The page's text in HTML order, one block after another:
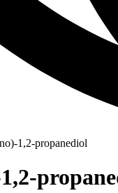
1,2-propanediol